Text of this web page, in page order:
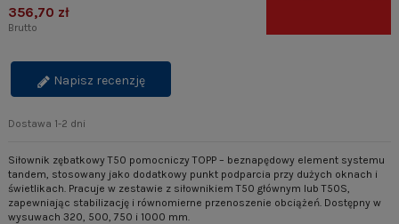
356,70 zł
Brutto
Napisz recenzję
Dostawa 1-2 dni
Siłownik zębatkowy T50 pomocniczy TOPP – beznapędowy element systemu
tandem, stosowany jako dodatkowy punkt podparcia przy dużych oknach i
świetlikach. Pracuje w zestawie z siłownikiem T50 głównym lub T50S,
zapewniając stabilizację i równomierne przenoszenie obciążeń. Dostępny w
wysuwach 320, 500, 750 i 1000 mm.